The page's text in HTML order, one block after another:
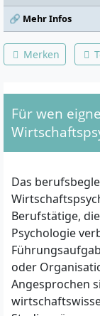
🔗 Mehr Infos
Merken
Für wen
Das
Berufstätige,
Psychologie
oder
Angesprochen